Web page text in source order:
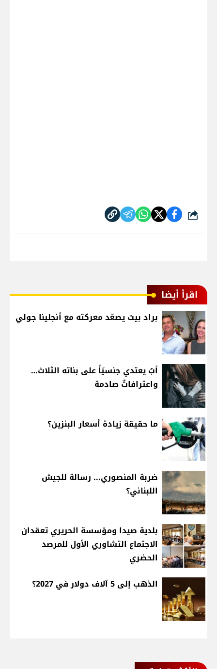
شارك
اقرأ أيضا
براد بيت يصعّد معركته مع أنجلينا جولي
أبٌ يعتدي جنسيّاً على بناته الثلاث…
واعترافاتٌ صادمة
ما حقيقة زيادة أسعار البنزين؟
ضربة المنصوري... رسالة للجيش
اللبناني؟
بلدية صيدا ومؤسسة الحريري تعقدان
الاجتماع التشاوري الأول للمرصد
الحضري
الذهب إلى 5 آلاف دولار في 2027؟